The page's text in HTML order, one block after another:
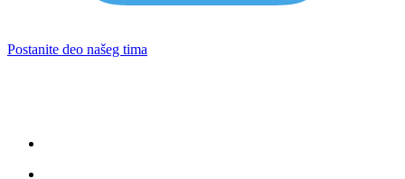
Postanite deo našeg tima